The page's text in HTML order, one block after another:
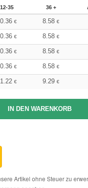
12-35 36 +
€ 8.58 €
€ 8.58 €
€ 8.58 €
€ 8.58 €
€ 9.29 €
Artikel ohne Steuer zu